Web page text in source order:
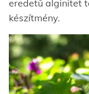
eredetű alginitet
készítmény.